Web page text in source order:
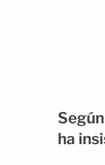
ha